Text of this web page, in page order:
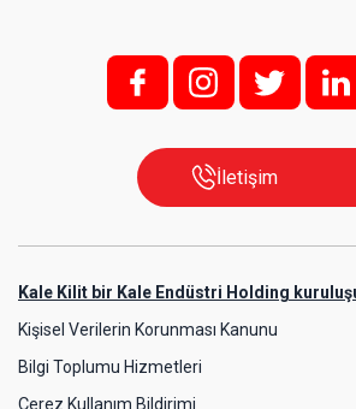
f; i; t l
İletişim
Kale Kilit bir Kale Endüstri Holding
Kişisel Verilerin Korunması Kanunu
Bilgi Toplumu Hizmetleri
Çerez Kullanım Bildirimi